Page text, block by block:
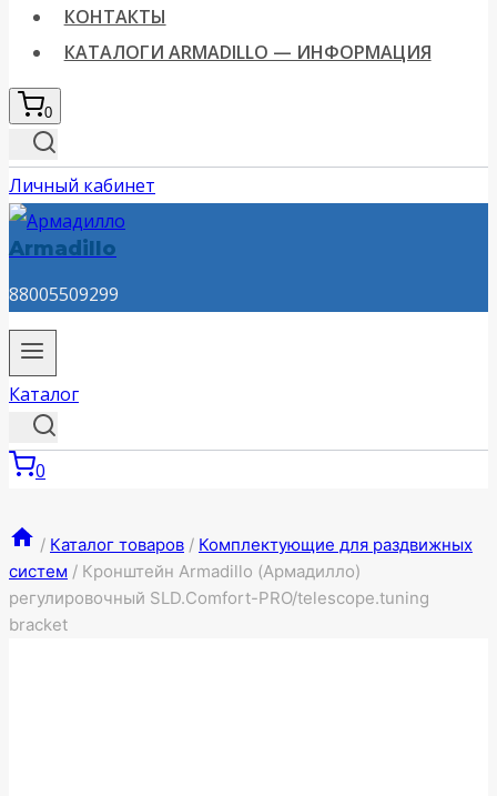
КОНТАКТЫ
КАТАЛОГИ ARMADILLO — ИНФОРМАЦИЯ
0
Личный кабинет
Armadillo
88005509299
Каталог
0
/ Каталог товаров / Комплектующие для раздвижных
систем / Кронштейн Armadillo (Армадилло)
регулировочный SLD.Comfort-PRO/telescope.tuning
bracket